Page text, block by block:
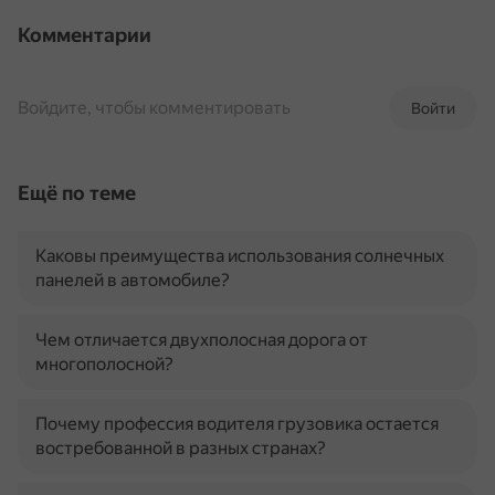
Комментарии
Войти
Войдите, чтобы комментировать
Ещё по теме
Каковы преимущества использования солнечных
панелей в автомобиле?
Чем отличается двухполосная дорога от
многополосной?
Почему профессия водителя грузовика остается
востребованной в разных странах?